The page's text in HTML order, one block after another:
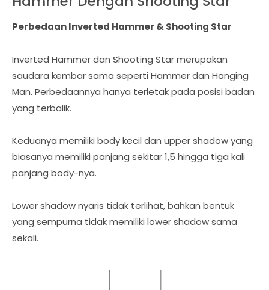
Perbedaan Inverted Hammer & Shooting Star
Inverted Hammer dan Shooting Star merupakan
saudara kembar sama seperti Hammer dan Hanging
Man. Perbedaannya hanya terletak pada posisi badan
yang terbalik.
Keduanya memiliki body kecil dan upper shadow yang
biasanya memiliki panjang sekitar 1,5 hingga tiga kali
panjang body-nya.
Lower shadow nyaris tidak terlihat, bahkan bentuk
yang sempurna tidak memiliki lower shadow sama
sekali.